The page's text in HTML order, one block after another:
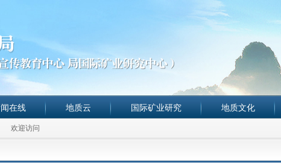
欢迎访问
在线 地质云 国际矿业研究 地质文化